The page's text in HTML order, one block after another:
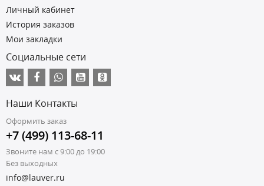
Личный кабинет
История заказов
Мои закладки
Социальные сети
Наши Контакты
Оформить заказ
+7 (499) 113-68-11
Звоните нам с 9:00 до 19:00
Без выходных
info@lauver.ru